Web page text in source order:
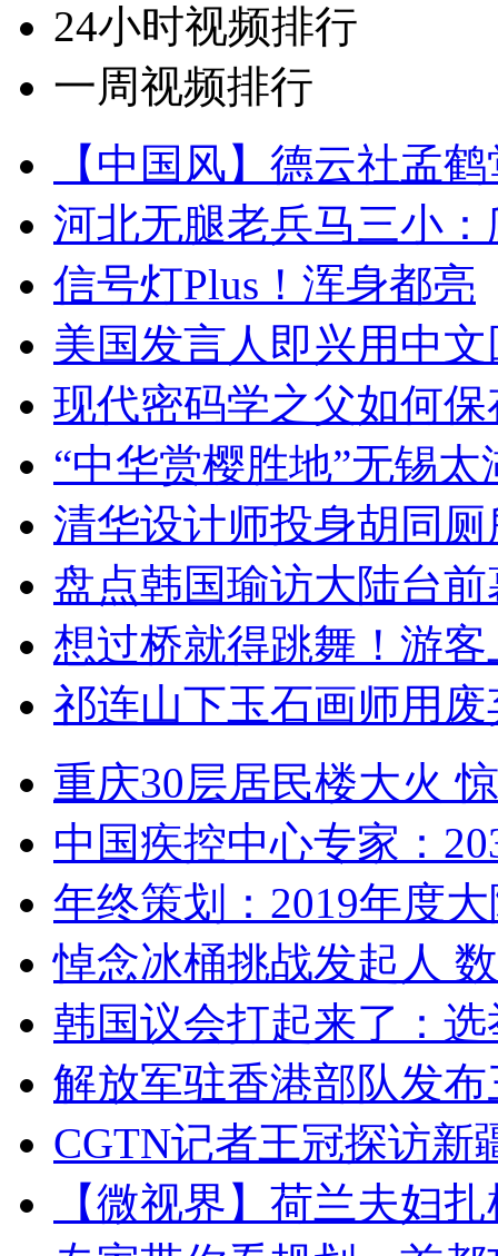
24小时视频排行
一周视频排行
【中国风】德云社孟
河北无腿老兵马三小
信号灯Plus！浑身都亮
美国发言人即兴用中
现代密码学之父如何
“中华赏樱胜地”无锡
清华设计师投身胡同
盘点韩国瑜访大陆台
想过桥就得跳舞！游客
祁连山下玉石画师用
重庆30层居民楼大火
中国疾控中心专家：
年终策划：2019年度
悼念冰桶挑战发起人
韩国议会打起来了：
解放军驻香港部队发
CGTN记者王冠探访新
【微视界】荷兰夫妇